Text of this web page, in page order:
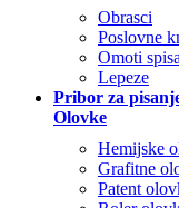
Obrasci
Poslovne
Omoti
Lepeze
Pribor za
Olovke
Hemijske
Grafitne
Patent